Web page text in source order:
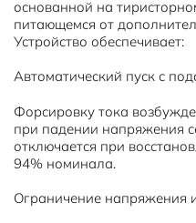
основанной на
питающемся от
Устройство обеспечивает:
Автоматический пуск с
Форсировку тока
при падении напряжения
отключается при
94% номинала.
Ограничение напряжения